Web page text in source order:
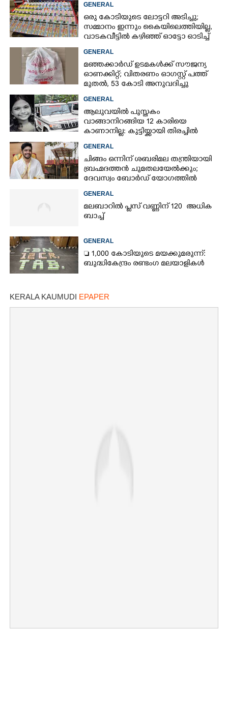
GENERAL
ഒരു കോടിയുടെ ലോട്ടറി അടിച്ചു;
സമ്മാനം ഇന്നും കൈയിലെത്തിയില്ല,
വാടകവീട്ടിൽ കഴിഞ്ഞ് ഓട്ടോ ഓടിച്ച്
GENERAL
മഞ്ഞക്കാർഡ് ഉടമകൾക്ക് സൗജന്യ
ഓണക്കിറ്റ്; വിതരണം ഓഗസ്റ്റ് പത്ത്
മുതൽ, 53 കോടി അനുവദിച്ചു
GENERAL
ആലുവയിൽ പുസ്തകം
വാങ്ങാനിറങ്ങിയ 12 കാരിയെ
കാണാനില്ല: കുട്ടിയ്ക്കായി തിരച്ചിൽ
GENERAL
ചിങ്ങം ഒന്നിന് ശബരിമല തന്ത്രിയായി
ബ്രഹ്മദത്തൻ ചുമതലയേൽക്കും;
ദേവസ്വം ബോർഡ് യോഗത്തിൽ
GENERAL
മലബാറിൽ പ്ലസ് വണ്ണിന് 120 അധിക
ബാച്ച്
GENERAL
 1,000 കോടിയുടെ മയക്കുമരുന്ന്:
ബുദ്ധികേന്ദ്രം രണ്ടംഗ മലയാളികൾ
KERALA KAUMUDI EPAPER